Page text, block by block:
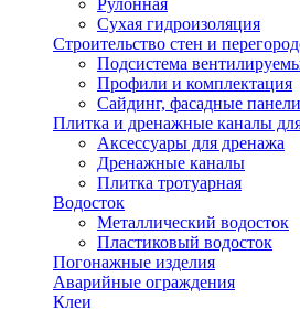
Рулонная
Сухая гидроизоляция
Строительство стен и
Подсистема
Профили и комплектация
Сайдинг, фасадные
Плитка и дренажные каналы
Аксессуары для дренажа
Дренажные каналы
Плитка тротуарная
Водосток
Металлический водосток
Пластиковый водосток
Погонажные изделия
Аварийные ограждения
Клеи